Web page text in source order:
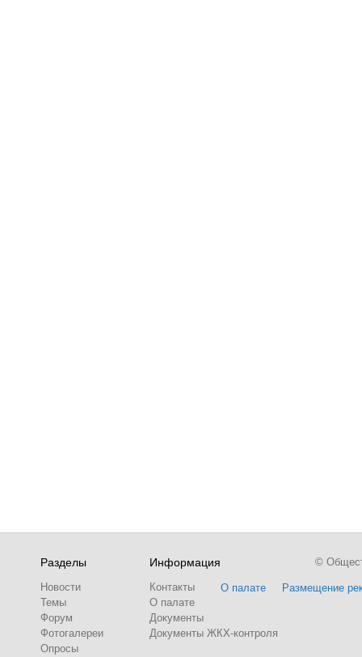
Разделы
Новости
Темы
Форум
Фотогалереи
Опросы
Информация
Контакты
О палате
Документы
Документы ЖКХ-контроля
О палате Размещение
©